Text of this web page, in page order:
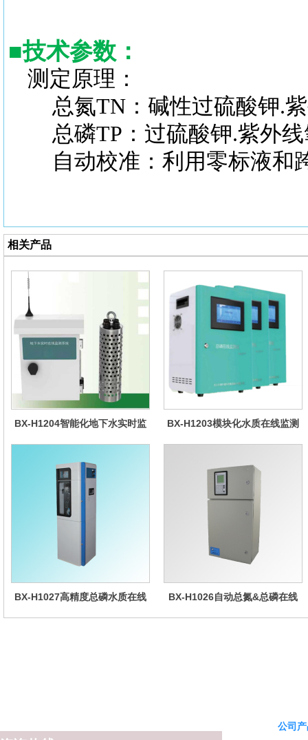
■技术参数：
测定原理：
总氮TN：碱性过硫酸钾.紫
总磷TP：过硫酸钾.紫外线
自动校准：利用零标液和
相关产品
BX-H1204智能化地下水实时监
BX-H1203模块化水质在线监测
BX-H1027高精度总磷水质在线
BX-H1026自动总氮&总磷在线
公司